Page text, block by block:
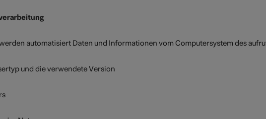
automatisiert Daten und Informationen vom Computersystem des
und die verwendete Version